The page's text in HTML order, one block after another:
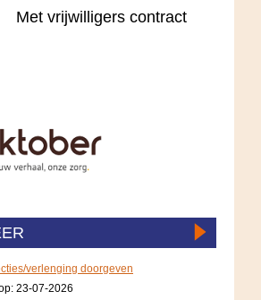
Met vrijwilligers contract
verlenging doorgeven
23-07-2026